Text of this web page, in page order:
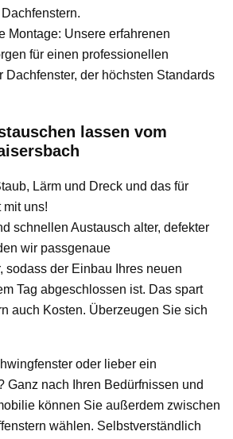
Montage: Unsere erfahrenen
für einen professionellen
Dachfenster, der höchsten Standards
lassen vom
Lärm und Dreck und das für
mit uns!
schnellen Austausch alter, defekter
wir passgenaue
sodass der Einbau Ihres neuen
Tag abgeschlossen ist. Das spart
auch Kosten. Überzeugen Sie sich
oder lieber ein
Ganz nach Ihren Bedürfnissen und
können Sie außerdem zwischen
wählen. Selbstverständlich